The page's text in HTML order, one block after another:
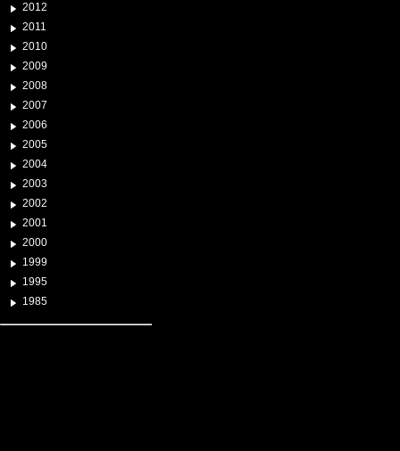
2012
2011
2010
2009
2008
2007
2006
2005
2004
2003
2002
2001
2000
1999
1995
1985